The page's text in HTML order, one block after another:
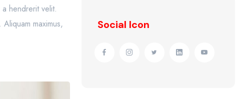
hendrerit velit.
maximus,
Social Icon